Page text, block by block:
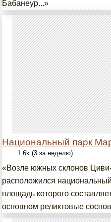
Бабанеур...»
Национальный парк
1.6k (3 за неделю)
«Возле южных склонов Циви-
расположился
площадь которого
основном реликтовые